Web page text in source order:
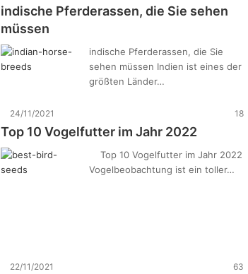
indische Pferderassen, die Sie sehen
müssen
indische Pferderassen, die Sie
sehen müssen Indien ist eines der
größten Länder…
24/11/2021 18
Top 10 Vogelfutter im Jahr 2022
Top 10 Vogelfutter im Jahr 2022
Vogelbeobachtung ist ein toller…
22/11/2021 63